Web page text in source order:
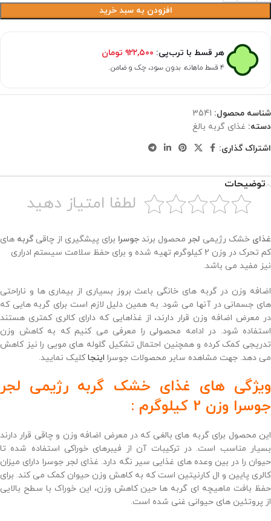
افزودن به سبد خرید
هر قسط با ترب‌پی: ۹۲۲,۵۰۰ تومان
۴ قسط ماهانه. بدون سود، چک و ضامن.
شناسه محصول: 3541
دسته: غذای گربه بالغ
اشتراک گذاری:
توضیحات
لطفا امتیاز دهید
غذای خشک رژیمی لجر محصول برند جوسرا برای پیشگیری از چاقیگربه های
کم تحرک در وزن 2 کیلوگرم تهیه شده و برای حفظ سلامت سیستم ادراری
نیز مفید می باشد.
اضافه وزن در گربه های خانگی باعث بروز بسیاری از بیماری ها و ناراحتی
های جسمانی در آنها می شود. به همین دلیل لازم است برای گربه هایی که
در معرض اضافه وزن قرار دارند، از غذاهایی که دارای کالری کمتری هستند
استفاده شود. در ادامه محصولی را معرفی می کنیم که به کاهش وزن
تدریجی کمک کرده و همچنین احتمال تشکیل گلوله های مویی را نیز کاهش
می دهد. جهت مشاهده سایر محصولات جوسرا اینجاکلیک نمایید.
ویژگی های غذای خشک گربه رژیمی لجر
جوسرا وزن 2 کیلوگرم :
این محصول برای گربه های بالغی که در معرض اضافه وزن و چاقی قرار دارند
بسیار مناسب است. در ترکیبات آن از فیبرهای خوراکی استفاده شده تا
حیوان را در بین وعده های غذایی سیر نگه دارد. غذای لجر جوسرا دارای میزان
کالری پایین و ال کارنیتین است که به کاهش وزن حیوان کمک می کند. برای
حفظ بافت ماهیچه ای گربه ها حین کاهش وزن، این خوراک با سطح بالایی
از پروتئین های حیوانی غنی شده است.